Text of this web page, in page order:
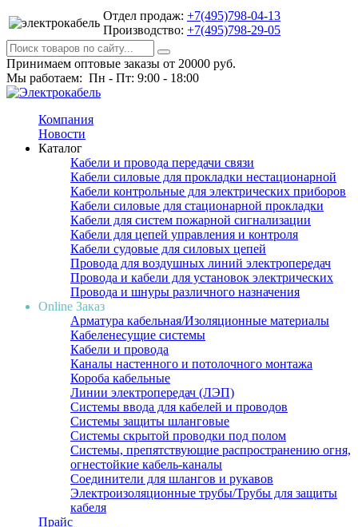
Отдел продаж: +7(495)798-04-13
Производство: +7(495)798-29-05
Принимаем оптовые заказы от 20000 руб.
Мы работаем: Пн - Пт: 9:00 - 18:00
Компания
Новости
Каталог
Кабели и провода передачи связи
Кабели силовые для прокладки нестационарной
Кабели контрольные для электрических приборов
Кабели силовые для стационарной прокладки
Кабели для систем пожарной сигнализации
Кабели для цепей управления и контроля
Кабели судовые для силовых цепей
Провода для воздушных линий электропередач
Провода и кабели для установок электрических
Провода и шнуры различного назначения
Online Заказ
Арматура кабельная/Изоляционные материалы
Кабеленесущие системы
Кабели и провода
Каналы настенного и потолочного монтажа
Короба кабельные
Линии электропередач (ЛЭП)
Системы ввода для кабелей и проводов
Системы защиты шланговые
Системы скрытой проводки под полом
Системы, препятствующие распространению огня,
огнестойкие кабель-каналы
Соединители для шлангов и рукавов
Электроизоляционные трубы/Трубы для защиты
кабеля
Прайс